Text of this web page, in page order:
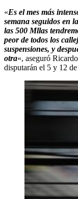
«Es el mes más
semana seguidos en
las 500 Mllas
peor de todos los
suspensiones, y
otra«, aseguró
disputarán el 5 y 12